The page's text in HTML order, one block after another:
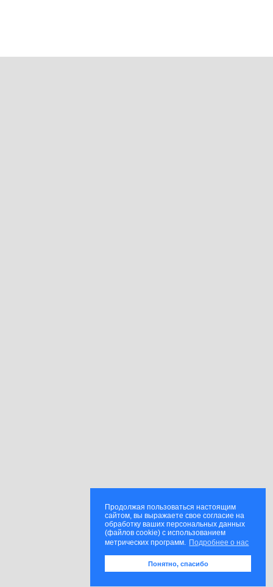
Продолжая пользоваться настоящим
сайтом, вы выражаете свое согласие на
обработку ваших персональных данных
(файлов cookie) с использованием
метрических программ. Подробнее о нас
Понятно, спасибо